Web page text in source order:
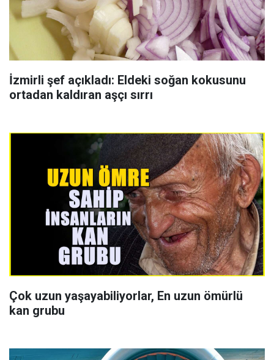
İzmirli şef açıkladı: Eldeki soğan kokusunu
ortadan kaldıran aşçı sırrı
Çok uzun yaşayabiliyorlar, En uzun ömürlü
kan grubu